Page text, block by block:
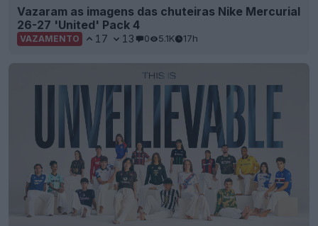
Vazaram as imagens das chuteiras Nike Mercurial
26-27 'United' Pack 4
VAZAMENTO 17 13 0 5.1K 17h